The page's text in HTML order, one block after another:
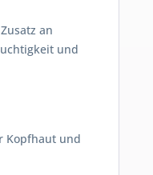
an
und
Kopfhaut und